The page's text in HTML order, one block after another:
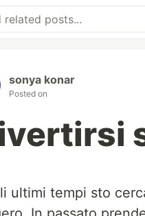
sonya konar
Posted on
ultimi tempi sto